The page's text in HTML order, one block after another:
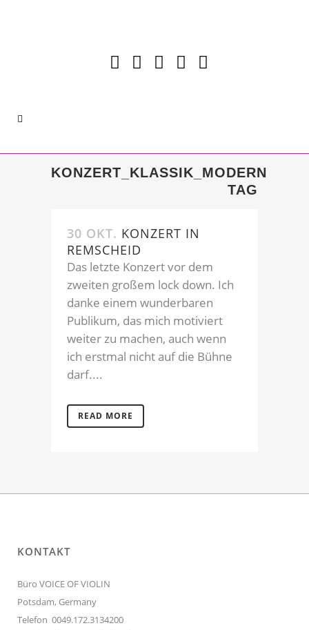
KONZERT_KLASSIK_MODERN
TAG
30 OKT. KONZERT IN
REMSCHEID
Das letzte Konzert vor dem
zweiten großem lock down. Ich
danke einem wunderbaren
Publikum, das mich motiviert
weiter zu machen, auch wenn
ich erstmal nicht auf die Bühne
darf....
READ MORE
KONTAKT
Büro VOICE OF VIOLIN
Potsdam, Germany
Telefon 0049.172.3134200